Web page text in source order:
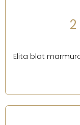
2
Elita blat